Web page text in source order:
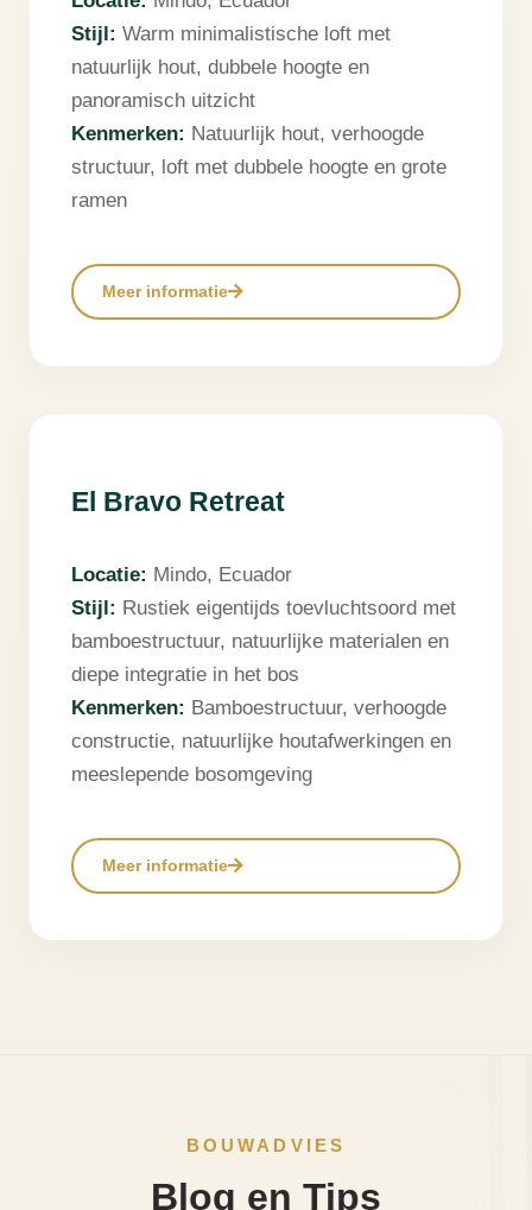
Stijl:Warm minimalistische loft met
natuurlijk hout, dubbele hoogte en
panoramisch uitzicht
Kenmerken: Natuurlijk hout, verhoogde
structuur, loft met dubbele hoogte en grote
ramen
Meer informatie
El Bravo Retreat
Locatie: Mindo, Ecuador
Stijl: Rustiek eigentijds toevluchtsoord met
bamboestructuur, natuurlijke materialen en
diepe integratie in het bos
Kenmerken: Bamboestructuur, verhoogde
constructie, natuurlijke houtafwerkingen en
meeslepende bosomgeving
Meer informatie
BOUWADVIES
Blog en Tips